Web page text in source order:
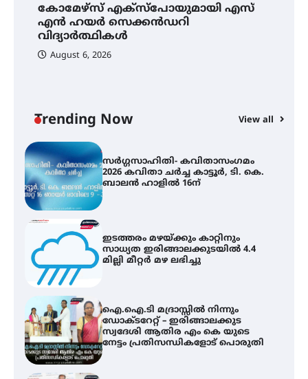
കോമേഴ്സ് എക്സ്പോയുമായി എസ്
എൻ ഹയർ സെക്കൻഡറി
വിദ്യാർത്ഥികൾ
August 6, 2026
Trending Now View all
തായ് ചി – ക്വിഗോങ്ങ്
പരിചയപ്പെടാം
സർഗ്ഗസാഹിതി- കവിതാസംഗമം
2026 കവിതാ ചർച്ച കാട്ടൂർ, ടി. കെ.
ബാലൻ ഹാളിൽ 16ന്
ഇടത്തരം മഴയ്ക്കും കാറ്റിനും
സാധ്യത ഇരിങ്ങാലക്കുടയിൽ 4.4
മില്ലി മീറ്റർ മഴ ലഭിച്ചു
ഐ.ഐ.ടി മദ്രാസ്സിൽ നിന്നും
ഡോക്ടറേറ്റ് – ഇരിങ്ങാലക്കുട
സ്വദേശി ആതിര എം കെ യുടെ
നേട്ടം പ്രതിസന്ധികളോട് പൊരുതി